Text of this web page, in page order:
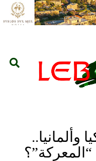
وألمانيا..